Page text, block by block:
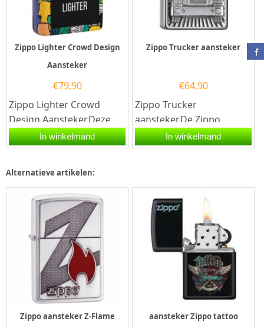
Zippo Lighter Crowd Design
Aansteker
€79,90
Zippo Lighter Crowd
Design Aansteker.Deze
Zippo Lighter Crowd
Design Aansteker heeft
In winkelmand
Zippo Trucker aansteker
€64,90
Zippo Trucker
aansteker.De Zippo
Trucker aansteker heeft
een street chrome
In winkelmand
Alternatieve artikelen:
Zippo aansteker Z-Flame
aansteker Zippo tattoo